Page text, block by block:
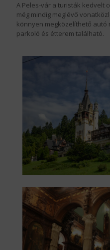
A Peles-vár a turisták kedvelt
még mindig meglévő
könnyen megközelíthető autó
parkoló és étterem található.